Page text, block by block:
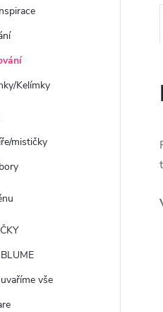
Kelímky
mističky
vše